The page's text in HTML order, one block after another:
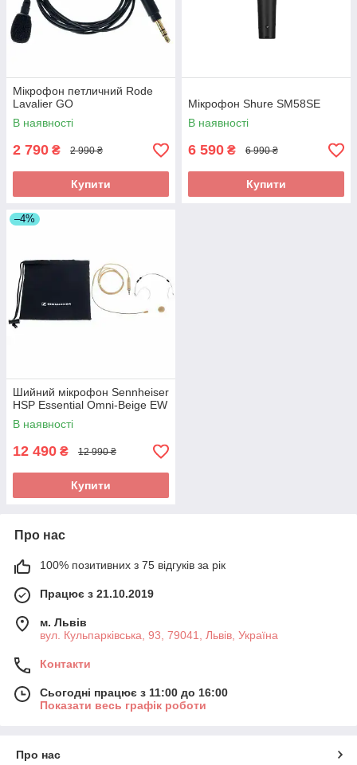
Мікрофон петличний Rode
Lavalier GO
В наявності
2 790 ₴ 2 990 ₴
Купити
Мікрофон Shure SM58SE
В наявності
6 590 ₴ 6 990 ₴
Купити
–4%
Шийний мікрофон Sennheiser
HSP Essential Omni-Beige EW
В наявності
12 490 ₴ 12 990 ₴
Купити
Про нас
100% позитивних з 75 відгуків за рік
Працює з 21.10.2019
м. Львів
вул. Кульпарківська, 93, 79041, Львів, Україна
Контакти
Сьогодні працює з 11:00 до 16:00
Показати весь графік роботи
Про нас